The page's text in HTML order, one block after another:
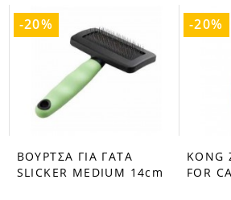
favorite_border
ΒΟΥΡΤΣΑ ΓΙΑ ΓΑΤΑ
SLICKER MEDIUM 14cm
-20%
favorite_border
FOR
-20%